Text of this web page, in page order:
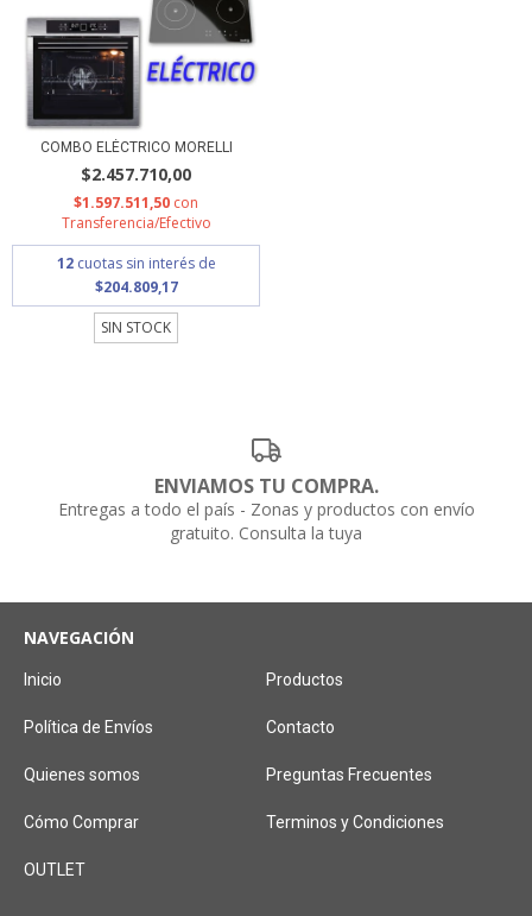
COMBO ELÉCTRICO MORELLI
$2.457.710,00
$1.597.511,50 con
Transferencia/Efectivo
12 cuotas sin interés de
$204.809,17
SIN STOCK
ENVIAMOS TU COMPRA.
Entregas a todo el país - Zonas y productos con envío
gratuito. Consulta la tuya
NAVEGACIÓN
Inicio Productos
Política de Envíos Contacto
Quienes somos Preguntas Frecuentes
Cómo Comprar Terminos y Condiciones
OUTLET